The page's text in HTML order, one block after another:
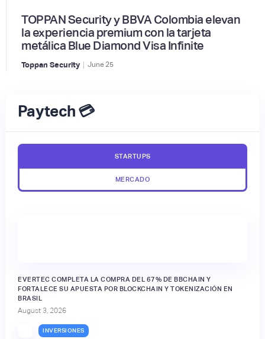
TOPPAN Security y BBVA Colombia elevan
la experiencia premium con la tarjeta
metálica Blue Diamond Visa Infinite
Toppan Security | June25
Paytech 💳
STARTUPS
MERCADO
EVERTEC COMPLETA LA COMPRA DEL 67% DE BBCHAIN Y
FORTALECE SU APUESTA POR BLOCKCHAIN Y TOKENIZACIÓN EN
BRASIL
August 3, 2026
INVERSIONES